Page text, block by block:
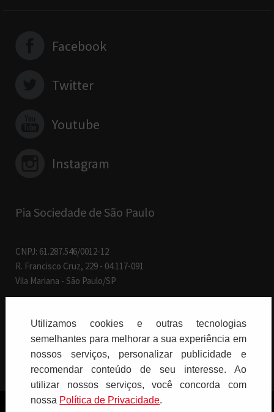
Facebook
Twitter
Youtube
Instagram
Pia Sociedade de São Paulo
CNPJ: 61.287.546/0012-12
R. Francisco Cruz, 229 - 04.117-091
Vila Mariana - São Paulo/SP
Brasil
Utilizamos cookies e outras tecnologias
semelhantes para melhorar a sua experiência em
nossos serviços, personalizar publicidade e
recomendar conteúdo de seu interesse. Ao
utilizar nossos serviços, você concorda com
nossa Polí­tica de Privacidade.